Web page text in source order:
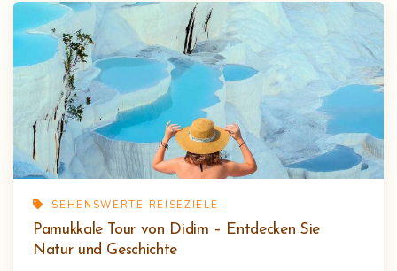
SEHENSWERTE REISEZIELE
Pamukkale Tour von Didim – Entdecken Sie
Natur und Geschichte